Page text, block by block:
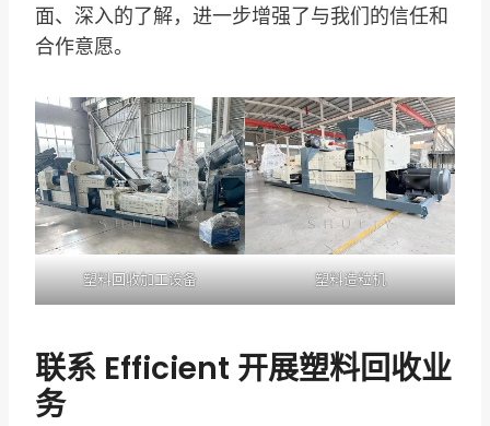
面、深入的了解，进一步增强了与我们的信任和
合作意愿。
塑料回收加工设备 塑料造粒机
联系 Efficient 开展塑料回收业
务